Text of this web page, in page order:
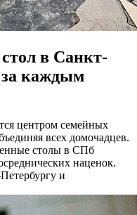
в Санкт-
за каждым
центром семейных
всех домочадцев.
столы в СПб
наценок.
и